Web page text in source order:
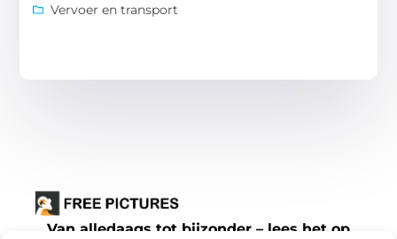
Vervoer en transport
Van alledaags tot bijzonder – lees het op